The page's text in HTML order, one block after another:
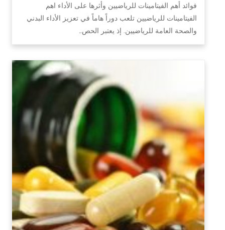
فوائد أهم الفيتامينات للرياضيين وأثرها على الأداء اهم
الفيتامينات للرياضيين تلعب دوراً هاماً في تعزيز الأداء البدني
والصحة العامة للرياضيين. إذ يعتبر الحص…